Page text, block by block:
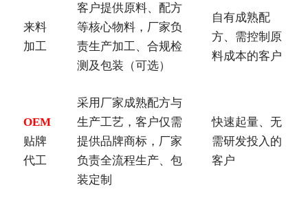
来料
加工
客户提供原料、配方
等核心物料，厂家负
责生产加工、合规检
测及包装（可选）
自有成熟配
方、需控制原
料成本的客户
OEM
贴牌
代工
采用厂家成熟配方与
生产工艺，客户仅需
提供品牌商标，厂家
负责全流程生产、包
装定制
快速起量、无
需研发投入的
客户